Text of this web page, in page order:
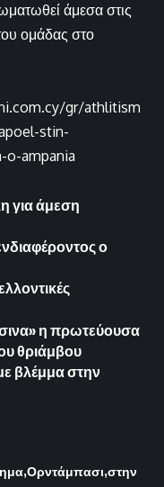
άμεσα στις
ομάδας στο
gr/athlitism
stin-
o-ampania
για άμεση
ο
η πρωτεύουσα
θριάμβου
βλέμμα στην
Ορντάμπασι στην